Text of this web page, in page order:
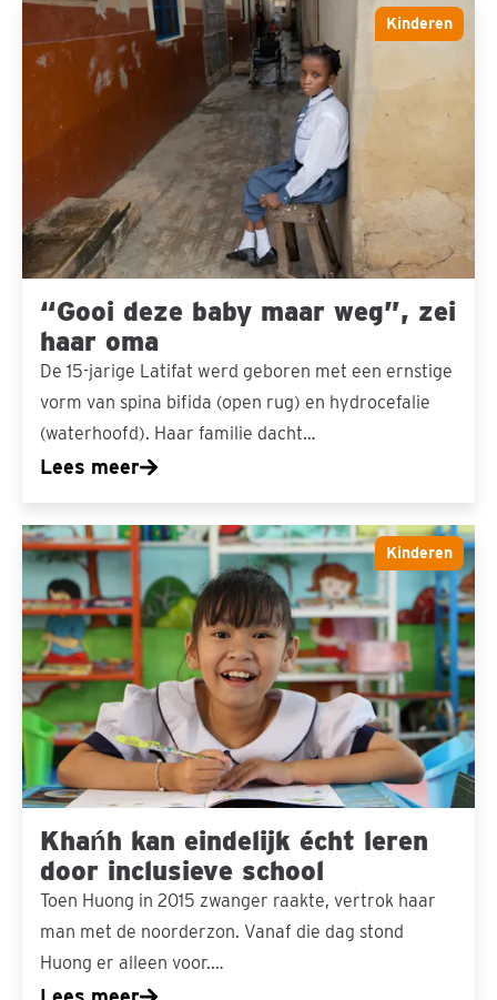
Kinderen
“Gooi deze baby maar weg”, zei
haar oma
De 15-jarige Latifat werd geboren met een ernstige
vorm van spina bifida (open rug) en hydrocefalie
(waterhoofd). Haar familie dacht…
Lees meer
“Gooi
deze
baby
maar
zei
haar
oma
Kinderen
Khańh kan eindelijk écht leren
door inclusieve school
Toen Huong in 2015 zwanger raakte, vertrok haar
man met de noorderzon. Vanaf die dag stond
Huong er alleen voor.…
Khańh
kan
eindelijk
écht
leren
door
inclusieve
school